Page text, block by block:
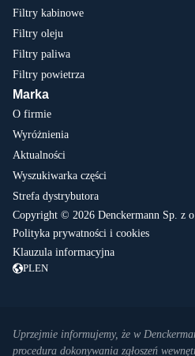
Filtry kabinowe
Filtry oleju
Filtry paliwa
Filtry powietrza
Marka
O firmie
Wyróżnienia
Aktualności
Wyszukiwarka części
Strefa dystrybutora
Copyright © 2026 Denckermann Sp. z
Polityka prywatności i cookies
Klauzula informacyjna
PLEN
Uprzejmie informujemy, że w
procedura dokonywania zgłoszeń